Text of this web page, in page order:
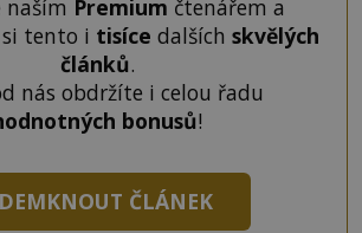
naším Premium čtenářem a
si tento i tisíce dalších skvělých
článků.
nás obdržíte i celou řadu
bonusů!
ČLÁNEK